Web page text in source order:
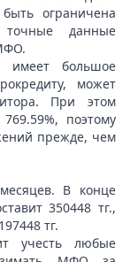
ограничена
данные
имеет большое
может
При этом
поэтому
прежде, чем
В конце
350448 тг.,
тг.
учесть любые